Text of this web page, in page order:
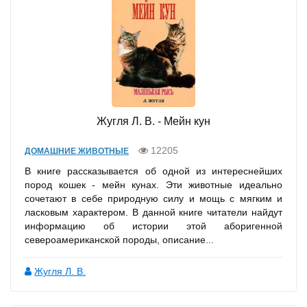
Жугля Л. В. - Мейн кун
ДОМАШНИЕ ЖИВОТНЫЕ
12205
В книге рассказывается об одной из интереснейших
пород кошек - мейн кунах. Эти животные идеально
сочетают в себе природную силу и мощь с мягким и
ласковым характером. В данной книге читатели найдут
информацию об истории этой аборигенной
североамериканской породы, описание...
Жугля Л. В.